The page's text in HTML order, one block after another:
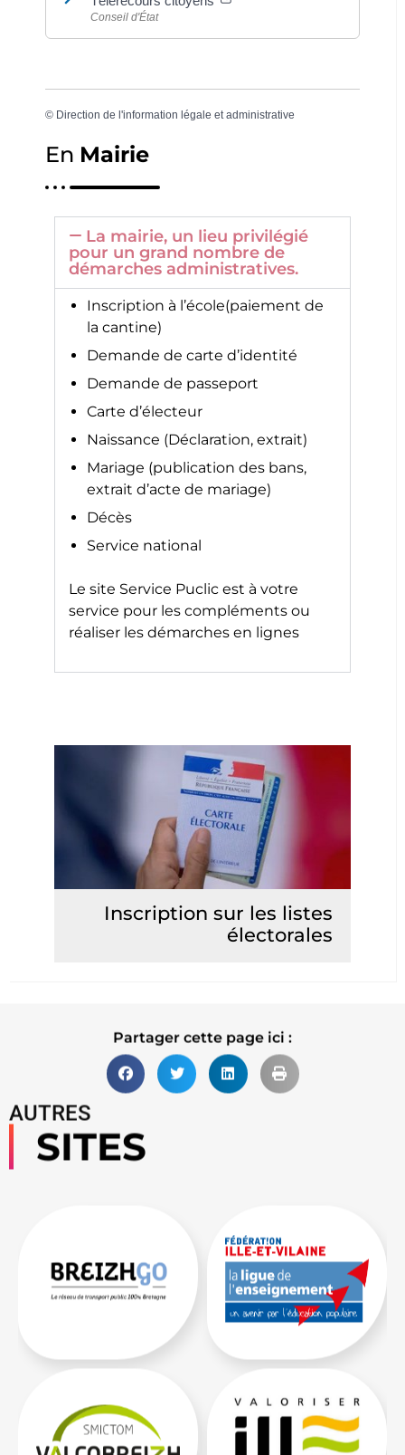
Conseil d'État
© Direction de l'information légale et administrative
En Mairie
La mairie, un lieu privilégié
pour un grand nombre de
démarches administratives.
Inscription à l’école(paiement de
la cantine)
Demande de carte d’identité
Demande de passeport
Carte d’électeur
Naissance (Déclaration, extrait)
Mariage (publication des bans,
extrait d’acte de mariage)
Décès
Service national
Le site Service Puclic est à votre
service pour les compléments ou
réaliser les démarches en lignes
Inscription sur les listes
électorales
Partager cette page ici :
AUTRES
SITES